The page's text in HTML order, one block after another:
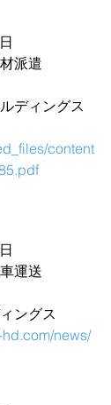
派遣
ディングス
content
運送
ングス
news/